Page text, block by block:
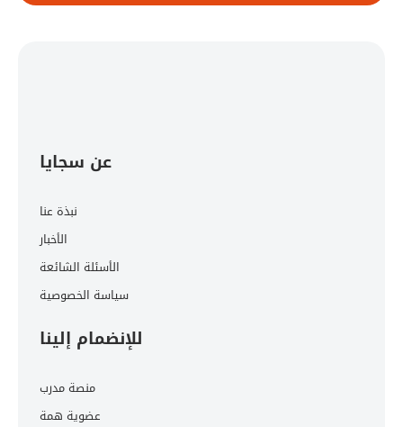
عن سجايا
نبذة عنا
الأخبار
الأسئلة الشائعة
سياسة الخصوصية
للإنضمام إلينا
منصة مدرب
عضوية همة